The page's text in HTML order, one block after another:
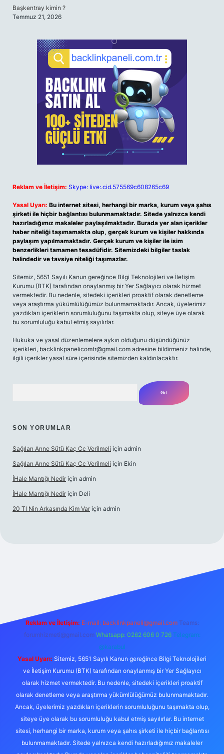
Başkentray kimin ?
Temmuz 21, 2026
Reklam ve İletişim: Skype: live:.cid.575569c608265c69
Yasal Uyarı: Bu internet sitesi, herhangi bir marka, kurum veya şahıs
şirketi ile hiçbir bağlantısı bulunmamaktadır. Sitede yalnızca kendi
hazırladığımız makaleler paylaşılmaktadır. Burada yer alan içerikler
haber niteliği taşımamakta olup, gerçek kurum ve kişiler hakkında
paylaşım yapılmamaktadır. Gerçek kurum ve kişiler ile isim
benzerlikleri tamamen tesadüfidir. Sitemizdeki bilgiler taslak
halindedir ve tavsiye niteliği taşımazlar.
Sitemiz, 5651 Sayılı Kanun gereğince Bilgi Teknolojileri ve İletişim
Kurumu (BTK) tarafından onaylanmış bir Yer Sağlayıcı olarak hizmet
vermektedir. Bu nedenle, sitedeki içerikleri proaktif olarak denetleme
veya araştırma yükümlülüğümüz bulunmamaktadır. Ancak, üyelerimiz
yazdıkları içeriklerin sorumluluğunu taşımakta olup, siteye üye olarak
bu sorumluluğu kabul etmiş sayılırlar.
Hukuka ve yasal düzenlemelere aykırı olduğunu düşündüğünüz
içerikleri, backlinkpanelicomtr@gmail.com adresine bildirmeniz halinde,
ilgili içerikler yasal süre içerisinde sitemizden kaldırılacaktır.
SON YORUMLAR
Sağılan Anne Sütü Kaç Cc Verilmeli için admin
Sağılan Anne Sütü Kaç Cc Verilmeli için Ekin
İHale Mantığı Nedir için admin
İHale Mantığı Nedir için Deli
20 Tl Nin Arkasında Kim Var için admin
Reklam ve İletişim: E-mail: backlinkpaneli@gmail.com Teams:
forumhizmeti@gmail.com Whatsapp: 0262 606 0 726 Telegram:
@karabul
Yasal Uyarı: Sitemiz, 5651 Sayılı Kanun gereğince Bilgi Teknolojileri
ve İletişim Kurumu (BTK) tarafından onaylanmış bir Yer Sağlayıcı
olarak hizmet vermektedir. Bu nedenle, sitedeki içerikleri proaktif
olarak denetleme veya araştırma yükümlülüğümüz bulunmamaktadır.
Ancak, üyelerimiz yazdıkları içeriklerin sorumluluğunu taşımakta olup,
siteye üye olarak bu sorumluluğu kabul etmiş sayılırlar. Bu internet
sitesi, herhangi bir marka, kurum veya şahıs şirketi ile hiçbir bağlantısı
bulunmamaktadır. Sitede yalnızca kendi hazırladığımız makaleler